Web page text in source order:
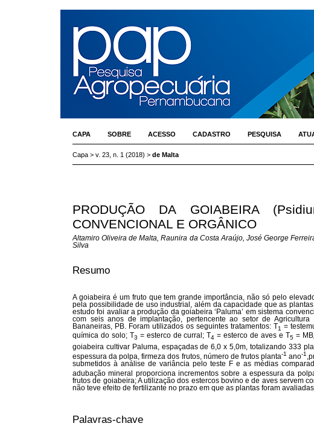
CAPA SOBRE ACESSO CADASTRO PESQUISA
Capa > v. 23, n. 1 (2018) > de Malta
PRODUÇÃO DA GOIABEIRA
CONVENCIONAL E ORGÂNICO
Altamiro Oliveira de Malta, Raunira da Costa Araújo, José George
Silva
Resumo
A goiabeira é um fruto que tem grande importância, não só pelo
pela possibilidade de uso industrial, além da capacidade que as
estudo foi avaliar a produção da goiabeira ‘Paluma’ em sistema
com seis anos de implantação, pertencente ao setor de
Bananeiras, PB. Foram utilizados os seguintes tratamentos: T1 =
química do solo; T3 = esterco de curral; T4 = esterco de aves e T5 = MB
goiabeira cultivar Paluma, espaçadas de 6,0 x 5,0m, totalizando 333
espessura da polpa, firmeza dos frutos, número de frutos planta-1 ano-1
submetidos à análise de variância pelo teste F e as médias
adubação mineral proporciona incrementos sobre a espessura da
frutos de goiabeira; A utilização dos estercos bovino e de aves servem
não teve efeito de fertilizante no prazo em que as plantas foram avaliadas.
Palavras-chave